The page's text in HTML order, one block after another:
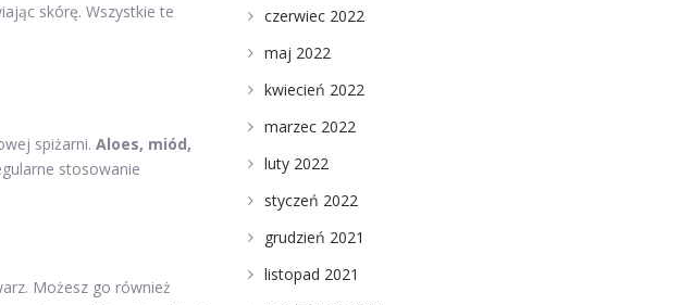
skórę. Wszystkie te
spiżarni. Aloes, miód,
stosowanie
Możesz go również
czerwiec 2022
maj 2022
kwiecień 2022
marzec 2022
luty 2022
styczeń 2022
grudzień 2021
listopad 2021